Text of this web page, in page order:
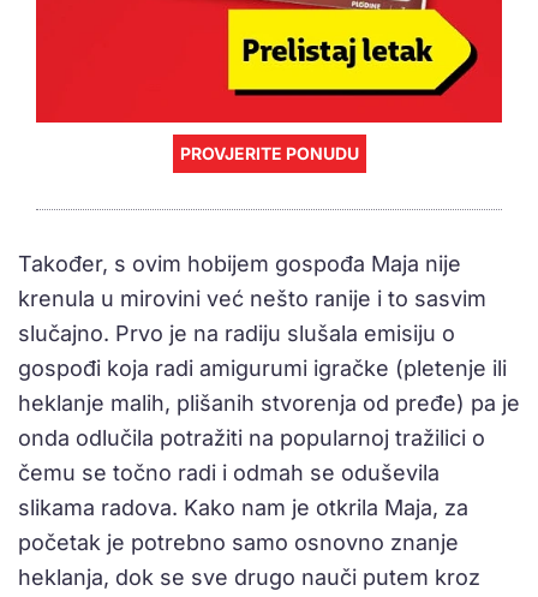
PROVJERITE PONUDU
Također, s ovim hobijem gospođa Maja nije
krenula u mirovini već nešto ranije i to sasvim
slučajno. Prvo je na radiju slušala emisiju o
gospođi koja radi amigurumi igračke (pletenje ili
heklanje malih, plišanih stvorenja od pređe) pa je
onda odlučila potražiti na popularnoj tražilici o
čemu se točno radi i odmah se oduševila
slikama radova. Kako nam je otkrila Maja, za
početak je potrebno samo osnovno znanje
heklanja, dok se sve drugo nauči putem kroz